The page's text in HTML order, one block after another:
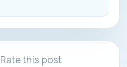
Rate this post